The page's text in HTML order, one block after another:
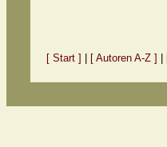
[ Start ] [ Autoren A-Z ]